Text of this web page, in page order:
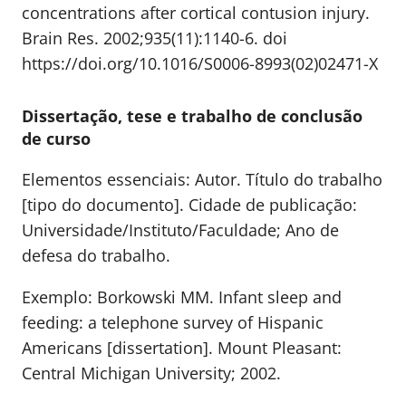
concentrations after cortical contusion injury.
Brain Res. 2002;935(11):1140-6. doi
https://doi.org/10.1016/S0006-8993(02)02471-X
Dissertação, tese e trabalho de conclusão
de curso
Elementos essenciais: Autor. Título do trabalho
[tipo do documento]. Cidade de publicação:
Universidade/Instituto/Faculdade; Ano de
defesa do trabalho.
Exemplo: Borkowski MM. Infant sleep and
feeding: a telephone survey of Hispanic
Americans [dissertation]. Mount Pleasant:
Central Michigan University; 2002.